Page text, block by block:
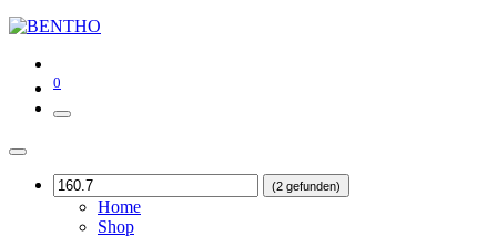
0
(2 gefunden)
Home
Shop